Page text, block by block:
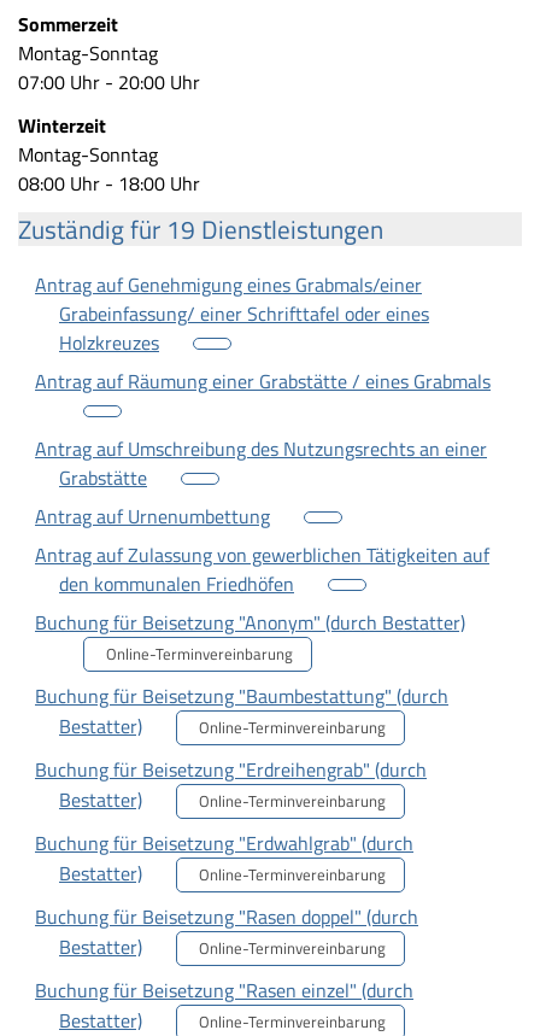
Sommerzeit
Montag-Sonntag
07:00 Uhr - 20:00 Uhr
Winterzeit
Montag-Sonntag
08:00 Uhr - 18:00 Uhr
Zuständig für 19 Dienstleistungen
Antrag auf Genehmigung eines Grabmals/einer
Grabeinfassung/ einer Schrifttafel oder eines
Holzkreuzes
Antrag auf Räumung einer Grabstätte / eines Grabmals
Antrag auf Umschreibung des Nutzungsrechts an einer
Grabstätte
Antrag auf Urnenumbettung
Antrag auf Zulassung von gewerblichen Tätigkeiten auf
den kommunalen Friedhöfen
Buchung für Beisetzung "Anonym" (durch Bestatter)
Online-Terminvereinbarung
Buchung für Beisetzung "Baumbestattung" (durch
Bestatter)
Online-Terminvereinbarung
Buchung für Beisetzung "Erdreihengrab" (durch
Bestatter)
Online-Terminvereinbarung
Buchung für Beisetzung "Erdwahlgrab" (durch
Bestatter)
Online-Terminvereinbarung
Buchung für Beisetzung "Rasen doppel" (durch
Bestatter)
Online-Terminvereinbarung
Buchung für Beisetzung "Rasen einzel" (durch
Bestatter)
Online-Terminvereinbarung